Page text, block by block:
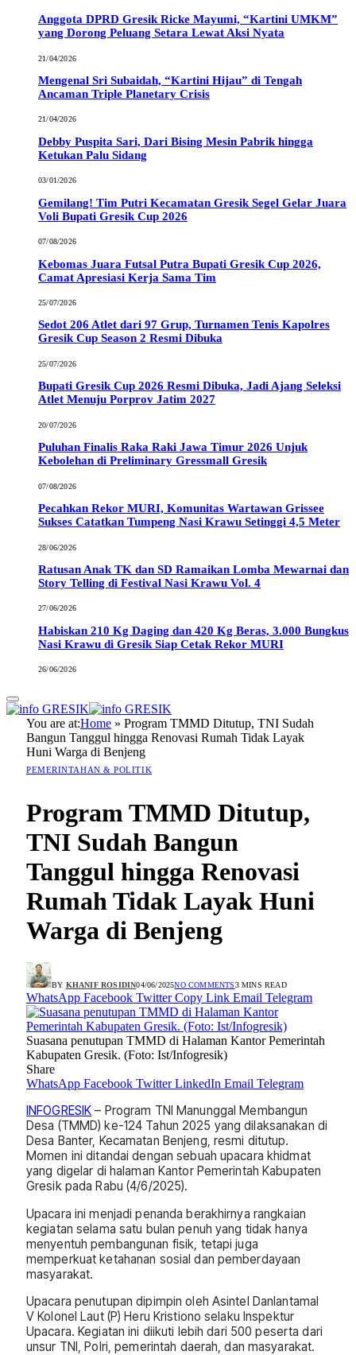
Anggota DPRD Gresik Ricke Mayumi, “Kartini UMKM”
yang Dorong Peluang Setara Lewat Aksi Nyata
21/04/2026
Mengenal Sri Subaidah, “Kartini Hijau” di Tengah
Ancaman Triple Planetary Crisis
21/04/2026
Debby Puspita Sari, Dari Bising Mesin Pabrik hingga
Ketukan Palu Sidang
03/01/2026
Gemilang! Tim Putri Kecamatan Gresik Segel Gelar Juara
Voli Bupati Gresik Cup 2026
07/08/2026
Kebomas Juara Futsal Putra Bupati Gresik Cup 2026,
Camat Apresiasi Kerja Sama Tim
25/07/2026
Sedot 206 Atlet dari 97 Grup, Turnamen Tenis Kapolres
Gresik Cup Season 2 Resmi Dibuka
25/07/2026
Bupati Gresik Cup 2026 Resmi Dibuka, Jadi Ajang Seleksi
Atlet Menuju Porprov Jatim 2027
20/07/2026
Puluhan Finalis Raka Raki Jawa Timur 2026 Unjuk
Kebolehan di Preliminary Gressmall Gresik
07/08/2026
Pecahkan Rekor MURI, Komunitas Wartawan Grissee
Sukses Catatkan Tumpeng Nasi Krawu Setinggi 4,5 Meter
28/06/2026
Ratusan Anak TK dan SD Ramaikan Lomba Mewarnai dan
Story Telling di Festival Nasi Krawu Vol. 4
27/06/2026
Habiskan 210 Kg Daging dan 420 Kg Beras, 3.000 Bungkus
Nasi Krawu di Gresik Siap Cetak Rekor MURI
26/06/2026
You are at:Home » Program TMMD Ditutup, TNI Sudah
Bangun Tanggul hingga Renovasi Rumah Tidak Layak
Huni Warga di Benjeng
PEMERINTAHAN & POLITIK
Program TMMD Ditutup,
TNI Sudah Bangun
Tanggul hingga Renovasi
Rumah Tidak Layak Huni
Warga di Benjeng
BY KHANIF ROSIDIN04/06/2025NO COMMENTS3 MINS READ
WhatsApp Facebook Twitter Copy Link Email Telegram
Suasana penutupan TMMD di Halaman Kantor Pemerintah
Kabupaten Gresik. (Foto: Ist/Infogresik)
Share
WhatsApp Facebook Twitter LinkedIn Email Telegram
INFOGRESIK – Program TNI Manunggal Membangun
Desa (TMMD) ke-124 Tahun 2025 yang dilaksanakan di
Desa Banter, Kecamatan Benjeng, resmi ditutup.
Momen ini ditandai dengan sebuah upacara khidmat
yang digelar di halaman Kantor Pemerintah Kabupaten
Gresik pada Rabu (4/6/2025).
Upacara ini menjadi penanda berakhirnya rangkaian
kegiatan selama satu bulan penuh yang tidak hanya
menyentuh pembangunan fisik, tetapi juga
memperkuat ketahanan sosial dan pemberdayaan
masyarakat.
Upacara penutupan dipimpin oleh Asintel Danlantamal
V Kolonel Laut (P) Heru Kristiono selaku Inspektur
Upacara. Kegiatan ini diikuti lebih dari 500 peserta dari
unsur TNI, Polri, pemerintah daerah, dan masyarakat.